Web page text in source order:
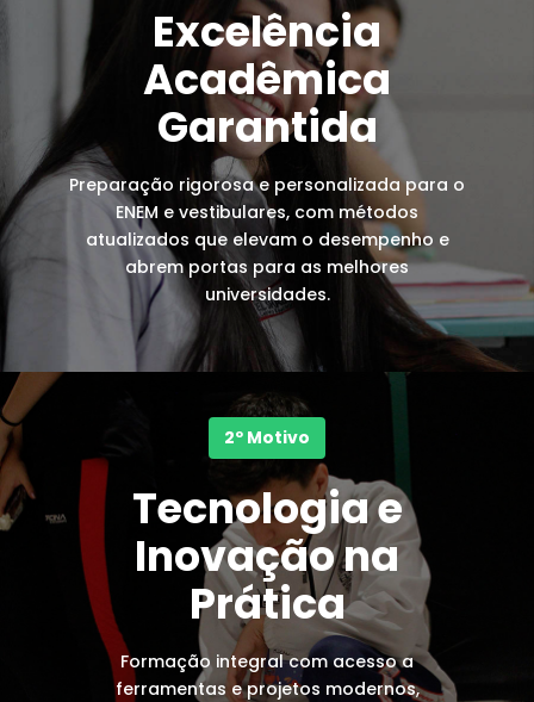
Excelência
Acadêmica
Garantida
Preparação rigorosa e personalizada para o
ENEM e vestibulares, com métodos
atualizados que elevam o desempenho e
abrem portas para as melhores
universidades.
2º Motivo
Tecnologia e
Inovação na
Prática
Formação integral com acesso a
ferramentas e projetos modernos,